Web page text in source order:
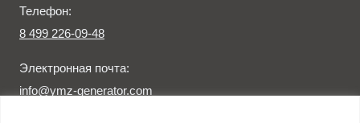
Телефон:
8 499 226-09-48
Электронная почта:
info@ymz-generator.com